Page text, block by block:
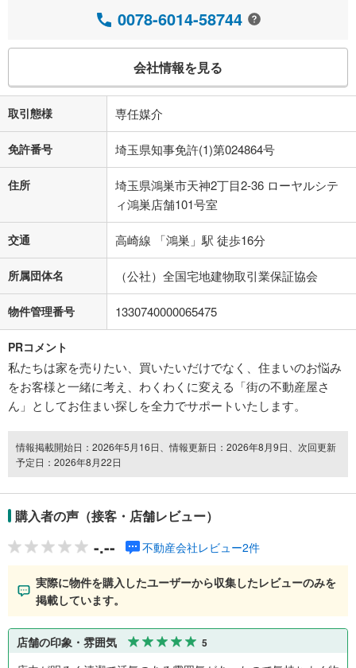
0078-6014-58744
会社情報を見る
取引態様 専任媒介
免許番号 埼玉県知事免許(1)第024864号
住所
埼玉県鴻巣市天神2丁目2-36 ローヤルシテ
ィ鴻巣店舗101号室
交通 高崎線 「鴻巣」駅 徒歩16分
所属団体名 （公社）全国宅地建物取引業保証協会
物件管理番号 1330740000065475
PRコメント
私たちは家を売りたい、買いたいだけでなく、住まいのお悩み
をお客様と一緒に考え、わくわくに変える「街の不動産屋さ
ん」としてお住まい探しを全力でサポートいたします。
情報掲載開始日：2026年5月16日、情報更新日：2026年8月9日、次回更新
予定日：2026年8月22日
購入者の声（接客・店舗レビュー）
-.-- 不動産会社レビュー2件
実際に物件を購入したユーザーから収集したレビューのみを
掲載しています。
店舗の印象・雰囲気 5